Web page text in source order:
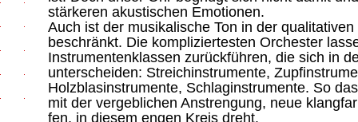
stärkeren akustischen Emotionen.
Auch ist der musikalische Ton in der
beschränkt. Die kompliziertesten Orchester
Instrumentenklassen zurückführen, die sich in
unterscheiden: Streichinstrumente,
Holzblasinstrumente, Schlaginstrumente. So
mit der vergeblichen Anstrengung, neue
fen, in diesem engen Kreis dreht.